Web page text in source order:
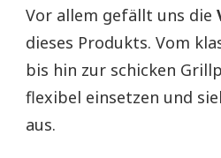
Vor allem gefällt uns die
dieses Produkts. Vom
bis hin zur schicken
flexibel einsetzen und
aus.